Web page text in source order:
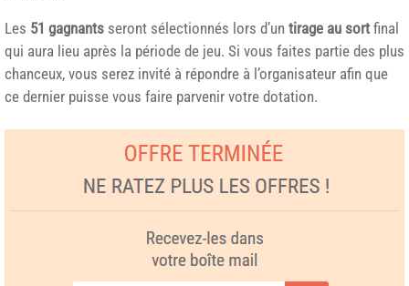
Les 51 gagnants seront sélectionnés lors d’un tirage au sort final
qui aura lieu après la période de jeu. Si vous faites partie des plus
chanceux, vous serez invité à répondre à l’organisateur afin que
ce dernier puisse vous faire parvenir votre dotation.